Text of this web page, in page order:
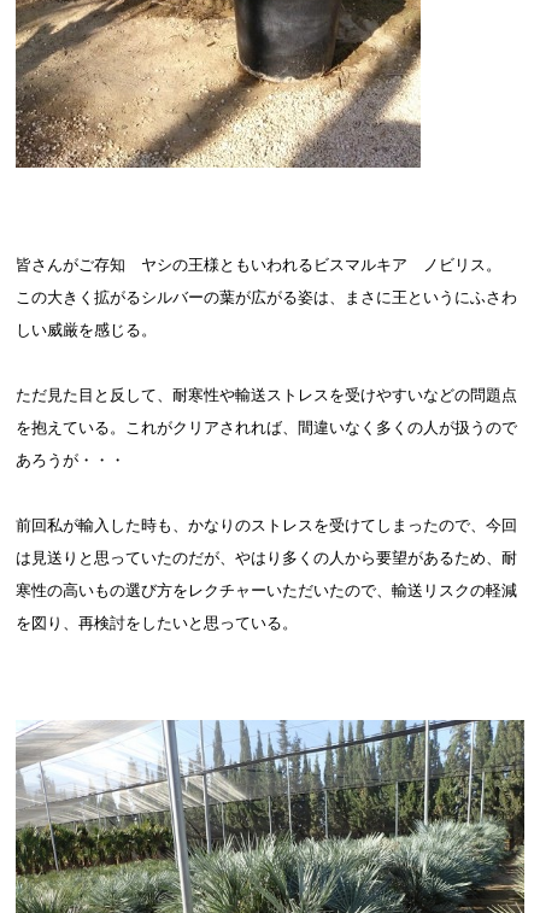
皆さんがご存知 ヤシの王様ともいわれるビスマルキア ノビリス。
この大きく拡がるシルバーの葉が広がる姿は、まさに王というにふさわ
しい威厳を感じる。
ただ見た目と反して、耐寒性や輸送ストレスを受けやすいなどの問題点
を抱えている。これがクリアされれば、間違いなく多くの人が扱うので
あろうが・・・
前回私が輸入した時も、かなりのストレスを受けてしまったので、今回
は見送りと思っていたのだが、やはり多くの人から要望があるため、耐
寒性の高いもの選び方をレクチャーいただいたので、輸送リスクの軽減
を図り、再検討をしたいと思っている。